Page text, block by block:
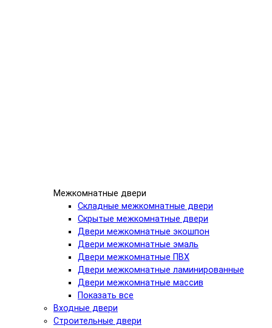
Межкомнатные двери
Складные межкомнатные двери
Скрытые межкомнатные двери
Двери межкомнатные экошпон
Двери межкомнатные эмаль
Двери межкомнатные ПВХ
Двери межкомнатные ламинированные
Двери межкомнатные массив
Показать все
Входные двери
Строительные двери